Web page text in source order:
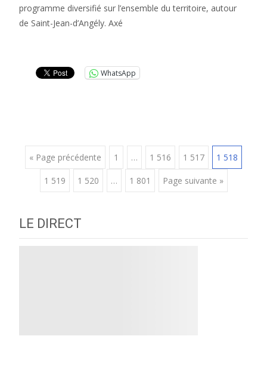
programme diversifié sur l’ensemble du territoire, autour
de Saint-Jean-d’Angély. Axé
WhatsApp
Posts
navigation
« Page précédente 1 … 1 516 1 517 1 518
1 519 1 520 … 1 801 Page suivante »
LE DIRECT